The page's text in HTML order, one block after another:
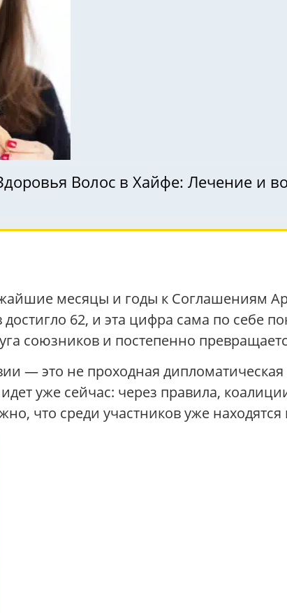
Волос в Хайфе: Лечение и
месяцы и годы к Соглашениям
62, и эта цифра сама по себе
союзников и постепенно
— это не проходная
уже сейчас: через правила,
что среди участников уже